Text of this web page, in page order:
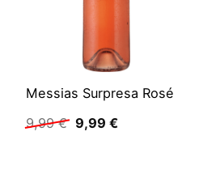
Messias Surpresa Rosé
9,99€ Ursprünglicher
Preis
9,99 €Aktueller